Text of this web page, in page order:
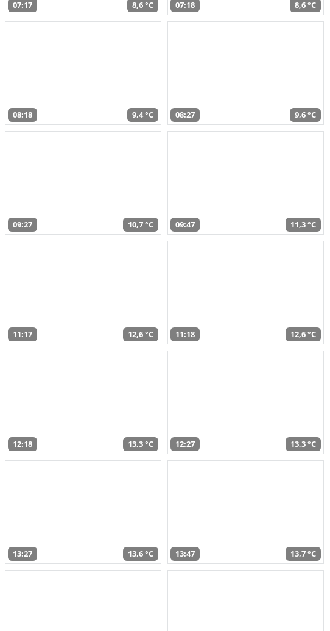
07:17 8,6 °C 07:18 8,6 °C
08:18 9,4 °C 08:27 9,6 °C
09:27 10,7 °C 09:47 11,3 °C
11:17 12,6 °C 11:18 12,6 °C
12:18 13,3 °C 12:27 13,3 °C
13:27 13,6 °C 13:47 13,7 °C